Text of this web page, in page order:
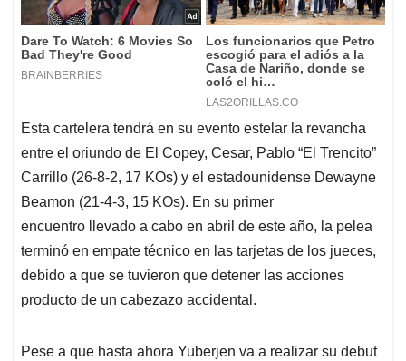
Esta cartelera tendrá en su evento estelar la revancha
entre el oriundo de El Copey, Cesar, Pablo “El Trencito”
Carrillo (26-8-2, 17 KOs) y el estadounidense Dewayne
Beamon (21-4-3, 15 KOs). En su primer
encuentro llevado a cabo en abril de este año, la pelea
terminó en empate técnico en las tarjetas de los jueces,
debido a que se tuvieron que detener las acciones
producto de un cabezazo accidental.
Pese a que hasta ahora Yuberjen va a realizar su debut